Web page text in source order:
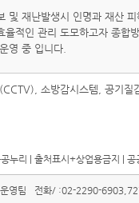
및 재난발생시 인명과 재산
율적인 관리 도모하고자 종합
영 중 입니다.
소방감시스템, 공기질
운영팀 전화/ :02-2290-